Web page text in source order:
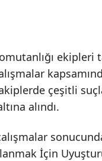
ekipleri
çeşitli
alındı.
sonucunda
İçin